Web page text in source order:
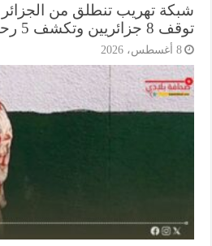
تهريب تنطلق من الجزائر نحو
وتكشف 5 رحلات سرية